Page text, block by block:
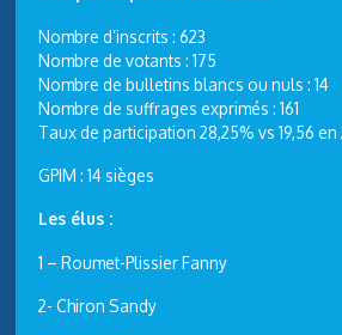
Nombre d’inscrits : 623
Nombre de votants : 175
Nombre de bulletins blancs ou nuls : 14
Nombre de suffrages exprimés : 161
Taux de participation 28,25% vs 19,56 en
GPIM : 14 sièges
Les élus :
1 – Roumet-Plissier Fanny
2- Chiron Sandy